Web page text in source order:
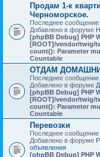
Продам 1-к
Черноморское.
Последнее сообщение
Добавлено в форуме
[phpBB Debug] PHP
[ROOT]/vendor/twig/
count(): Parameter
Countable
ОТДАМ
Последнее сообщение
Добавлено в форуме
[phpBB Debug] PHP
[ROOT]/vendor/twig/
count(): Parameter
Countable
Перевозки
Последнее сообщение
Добавлено в форуме
объявления
[phpBB Debug] PHP